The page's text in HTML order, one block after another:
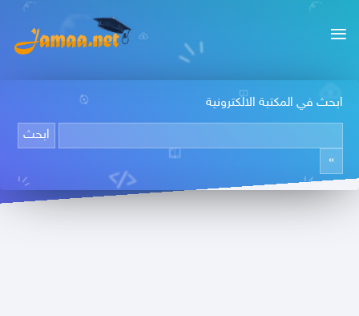
ابحث في المكتبة الالكترونية